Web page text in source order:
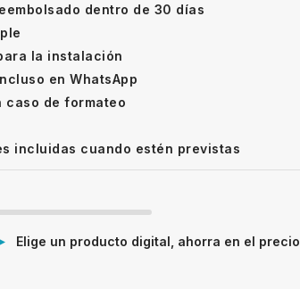
dentro de 30 días
la instalación
en WhatsApp
caso de formateo
incluidas cuando estén previstas
Elige un producto digital, ahorra en el precio